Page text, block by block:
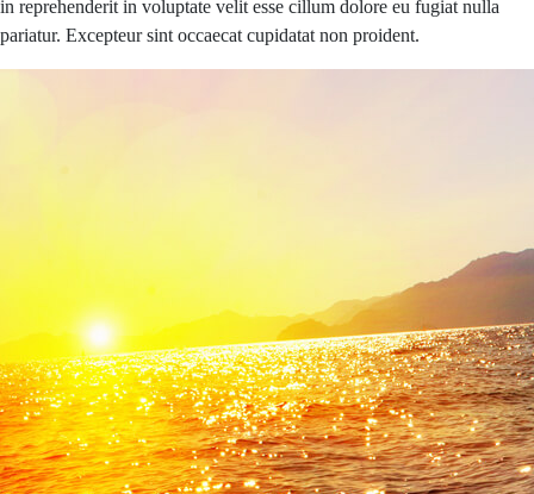
in reprehenderit in voluptate velit esse cillum dolore eu fugiat nulla
pariatur. Excepteur sint occaecat cupidatat non proident.